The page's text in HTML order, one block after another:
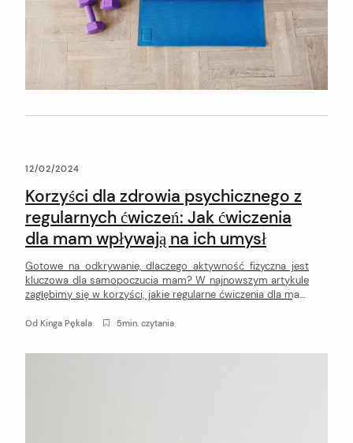
12/02/2024
Korzyści dla zdrowia psychicznego z
regularnych ćwiczeń: Jak ćwiczenia
dla mam wpływają na ich umysł
Gotowe na odkrywanie, dlaczego aktywność fizyczna jest
kluczowa dla samopoczucia mam? W najnowszym artykule
zagłębimy się w korzyści, jakie regularne ćwiczenia dla mam
aktywność fizyczna może pomóc Ci w utrzymaniu
wyzwaniach macierzyństwa.
Od Kinga Pękala 5min. czytania